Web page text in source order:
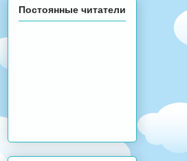
Постоянные читатели